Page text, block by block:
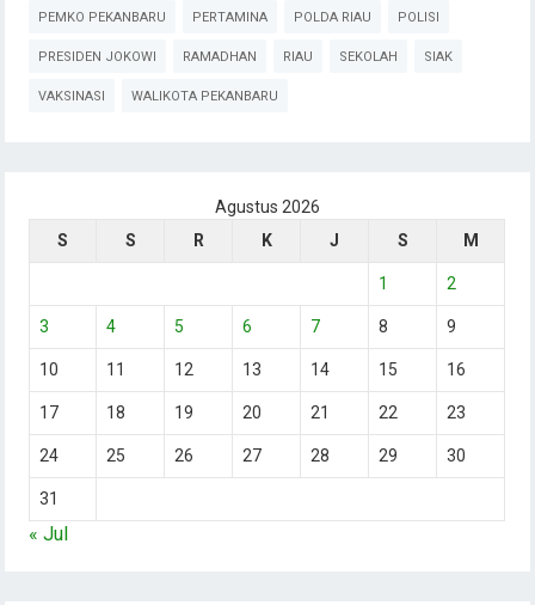
PEMKO PEKANBARU PERTAMINA POLDA RIAU POLISI
PRESIDEN JOKOWI RAMADHAN RIAU SEKOLAH SIAK
VAKSINASI WALIKOTA PEKANBARU
Agustus 2026
S
S R K J S M
1 2
3 4 5 6 7 8 9
10 11 12 13 14 15 16
17 18 19 20 21 22 23
24 25 26 27 28 29 30
31
« Jul